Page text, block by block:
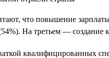
что повышение
На третьем — создание
квалифицированных